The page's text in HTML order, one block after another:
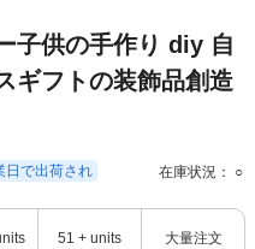
子供の手作り diy 自
ギフトの装飾品創造
日で出荷され 在庫状況： ○
51 + units 大量注文